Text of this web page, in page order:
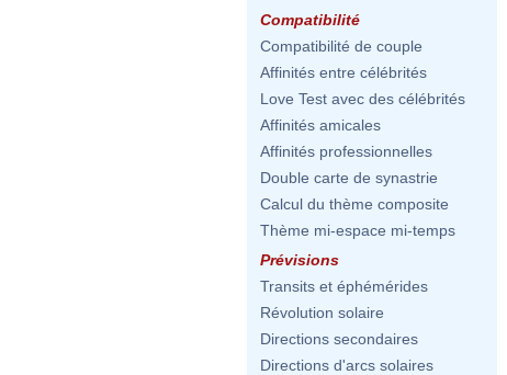
Compatibilité
Compatibilité de couple
Affinités entre célébrités
Love Test avec des célébrités
Affinités amicales
Affinités professionnelles
Double carte de synastrie
Calcul du thème composite
Thème mi-espace mi-temps
Prévisions
Transits et éphémérides
Révolution solaire
Directions secondaires
Directions d'arcs solaires